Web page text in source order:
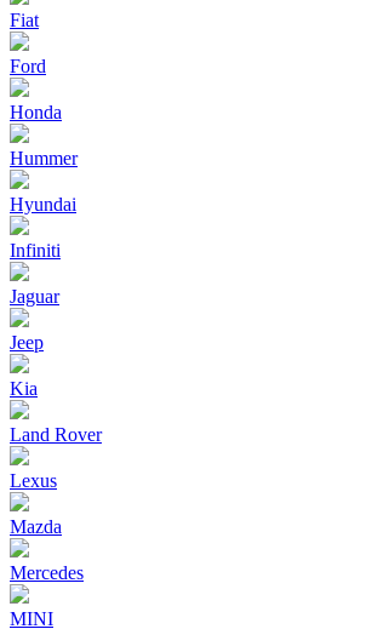
Fiat
Ford
Honda
Hummer
Hyundai
Infiniti
Jaguar
Jeep
Kia
Land Rover
Lexus
Mazda
Mercedes
MINI